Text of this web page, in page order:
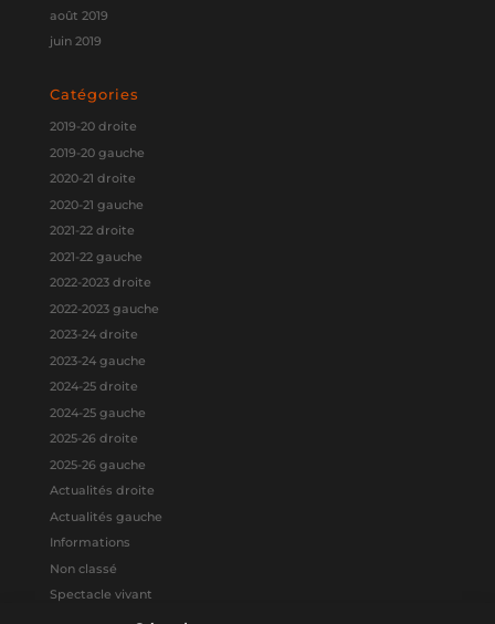
août 2019
juin 2019
Catégories
2019-20 droite
2019-20 gauche
2020-21 droite
2020-21 gauche
2021-22 droite
2021-22 gauche
2022-2023 droite
2022-2023 gauche
2023-24 droite
2023-24 gauche
2024-25 droite
2024-25 gauche
2025-26 droite
2025-26 gauche
Actualités droite
Actualités gauche
Informations
Non classé
Spectacle vivant